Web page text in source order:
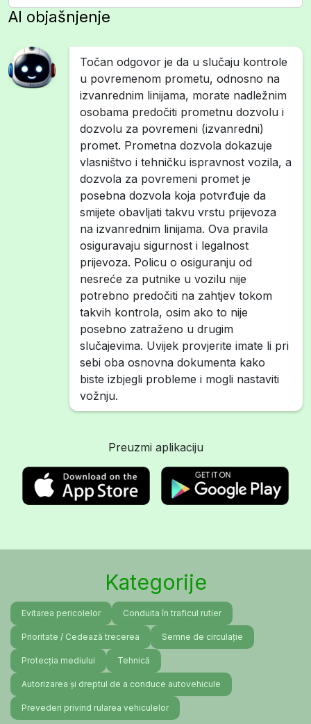
AI objašnjenje
Točan odgovor je da u slučaju kontrole
u povremenom prometu, odnosno na
izvanrednim linijama, morate nadležnim
osobama predočiti prometnu dozvolu i
dozvolu za povremeni (izvanredni)
promet. Prometna dozvola dokazuje
vlasništvo i tehničku ispravnost vozila, a
dozvola za povremeni promet je
posebna dozvola koja potvrđuje da
smijete obavljati takvu vrstu prijevoza
na izvanrednim linijama. Ova pravila
osiguravaju sigurnost i legalnost
prijevoza. Policu o osiguranju od
nesreće za putnike u vozilu nije
potrebno predočiti na zahtjev tokom
takvih kontrola, osim ako to nije
posebno zatraženo u drugim
slučajevima. Uvijek provjerite imate li pri
sebi oba osnovna dokumenta kako
biste izbjegli probleme i mogli nastaviti
vožnju.
Preuzmi aplikaciju
Kategorije
Evitarea pericolelor Conduita în traficul rutier
Prioritate / Cedează trecerea Semne de circulație
Protecția mediului Tehnică
Autorizarea și dreptul de a conduce autovehicule
Prevederi privind rularea vehiculelor